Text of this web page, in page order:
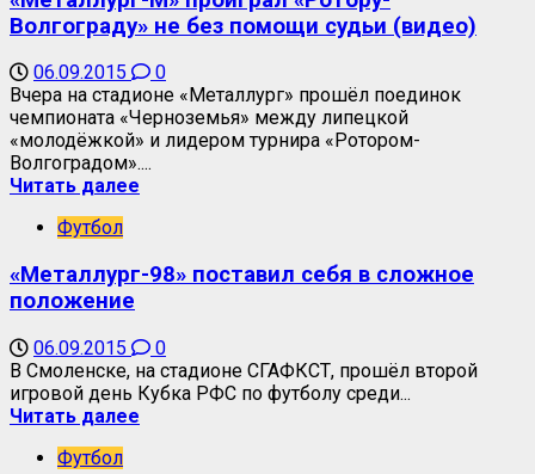
Волгограду» не без помощи судьи (видео)
06.09.2015
0
Вчера на стадионе «Металлург» прошёл поединок
чемпионата «Черноземья» между липецкой
«молодёжкой» и лидером турнира «Ротором-
Волгоградом»....
Читать далее
Футбол
«Металлург-98» поставил себя в сложное
положение
06.09.2015
0
В Смоленске, на стадионе СГАФКСТ, прошёл второй
игровой день Кубка РФС по футболу среди...
Читать далее
Футбол